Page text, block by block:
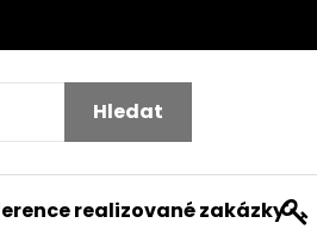
Hledat
realizované zakázky